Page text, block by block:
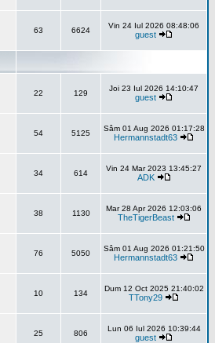
63 6624
Vin 24 Iul 2026 08:48:06
guest
22 129
Joi 23 Iul 2026 14:10:47
guest
54 5125
Sâm 01 Aug 2026 01:17:28
Hermannstadt63
34 614
Vin 24 Mar 2023 13:45:27
ADK
38 1130
Mar 28 Apr 2026 12:03:06
TheTigerBeast
76 5050
Sâm 01 Aug 2026 01:21:50
Hermannstadt63
10 134
Dum 12 Oct 2025 21:40:02
TTony29
25 806
Lun 06 Iul 2026 10:39:44
guest